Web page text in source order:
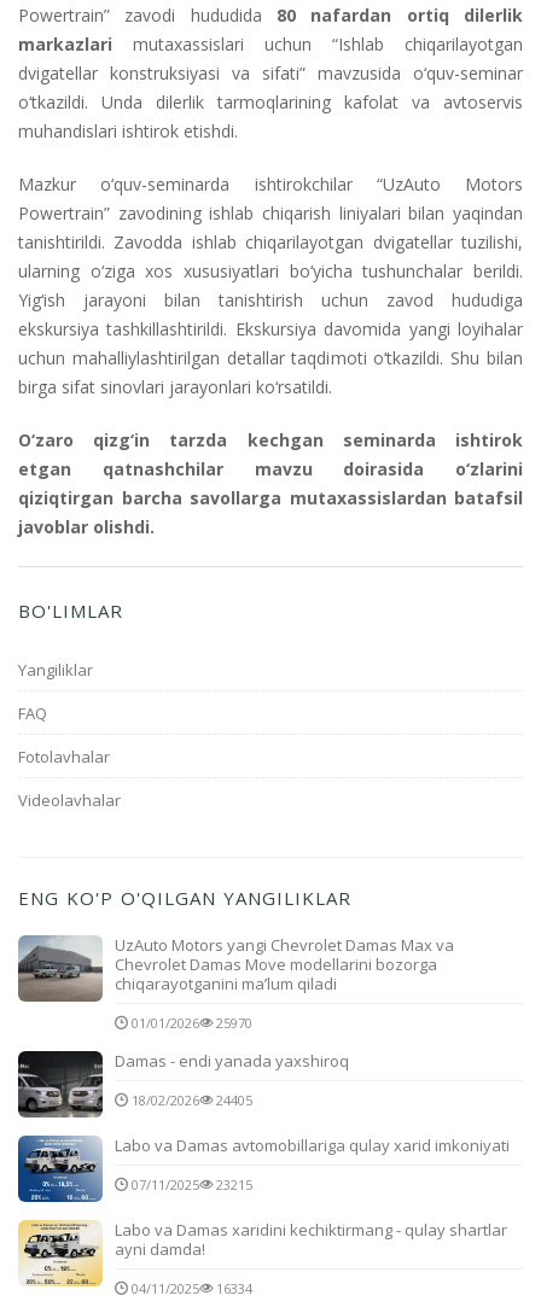
Powertrain” zavodi hududida 80 nafardan ortiq dilerlik
markazlari mutaxassislari uchun “Ishlab chiqarilayotgan
dvigatellar konstruksiyasi va sifati” mavzusida o‘quv-seminar
o‘tkazildi. Unda dilerlik tarmoqlarining kafolat va avtoservis
muhandislari ishtirok etishdi.
Mazkur o‘quv-seminarda ishtirokchilar “UzAuto Motors
Powertrain” zavodining ishlab chiqarish liniyalari bilan yaqindan
tanishtirildi. Zavodda ishlab chiqarilayotgan dvigatellar tuzilishi,
ularning o‘ziga xos xususiyatlari bo‘yicha tushunchalar berildi.
Yig‘ish jarayoni bilan tanishtirish uchun zavod hududiga
ekskursiya tashkillashtirildi. Ekskursiya davomida yangi loyihalar
uchun mahalliylashtirilgan detallar taqdimoti o‘tkazildi. Shu bilan
birga sifat sinovlari jarayonlari ko‘rsatildi.
O‘zaro qizg‘in tarzda kechgan seminarda ishtirok
etgan qatnashchilar mavzu doirasida o‘zlarini
qiziqtirgan barcha savollarga mutaxassislardan batafsil
javoblar olishdi.
BO'LIMLAR
Yangiliklar
FAQ
Fotolavhalar
Videolavhalar
ENG KO'P O'QILGAN YANGILIKLAR
UzAuto Motors yangi Chevrolet Damas Max va
Chevrolet Damas Move modellarini bozorga
chiqarayotganini ma’lum qiladi
01/01/2026 25970
Damas - endi yanada yaxshiroq
18/02/2026 24405
Labo va Damas avtomobillariga qulay xarid imkoniyati
07/11/2025 23215
Labo va Damas xaridini kechiktirmang - qulay shartlar
ayni damda!
04/11/2025 16334